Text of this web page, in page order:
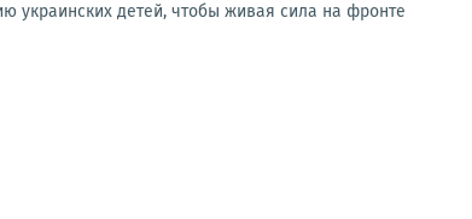
украинских детей, чтобы живая сила на фронте